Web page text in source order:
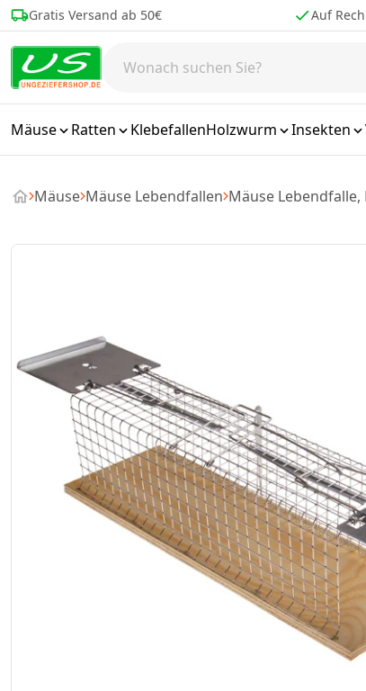
Zum Inhalt springen
Auf Rechnung kaufen
Mäuse Ratten KlebefallenHolzwurm Insekten
Mäuse Mäuse Lebendfallen Mäuse